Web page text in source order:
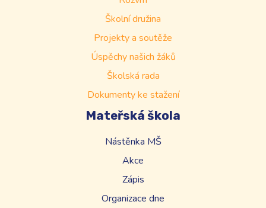
Školní družina
Projekty a soutěže
Úspěchy našich žáků
Školská rada
Dokumenty ke stažení
Mateřská škola
Nástěnka MŠ
Akce
Zápis
Organizace dne